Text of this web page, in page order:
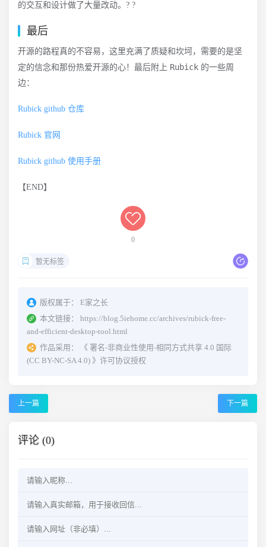
的交互和设计做了大量改动。? ?
最后
开源的路程真的不容易，这里充满了质疑和坎坷，需要的是坚
定的信念和那份热爱开源的心！最后附上 Rubick 的一些周
边：
Rubick github 仓库
Rubick 官网
Rubick github 使用手册
【END】
0
暂无标签
版权属于：
E家之长
本文链接：
https://blog.5iehome.cc/archives/rubick-free-
and-efficient-desktop-tool.html
作品采用：
《 署名-非商业性使用-相同方式共享 4.0 国际
(CC BY-NC-SA 4.0) 》许可协议授权
上一篇 下一篇
评论 (0)